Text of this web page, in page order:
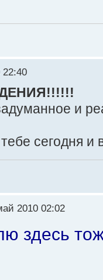
и
сегодня и
2010 02:02
здесь